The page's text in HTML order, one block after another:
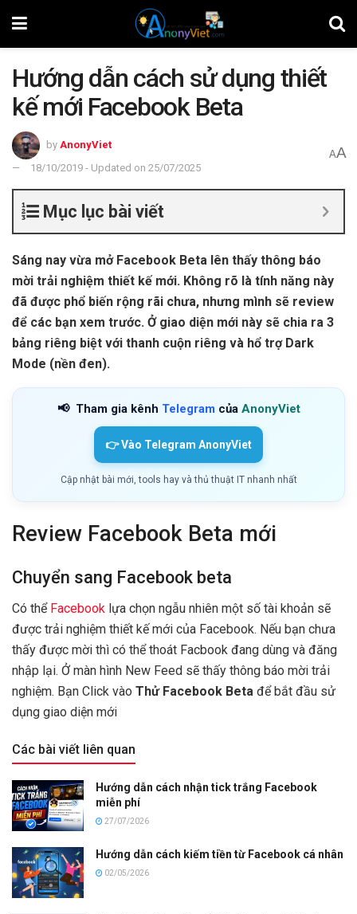
Hướng dẫn cách sử dụng thiết
kế mới Facebook Beta
by AnonyViet
18/10/2019 - Updated on 25/07/2025
AA
Mục lục bài viết
Sáng nay vừa mở Facebook Beta lên thấy thông báo
mời trải nghiệm thiết kế mới. Không rõ là tính năng này
đã được phổ biến rộng rãi chưa, nhưng mình sẽ review
để các bạn xem trước. Ở giao diện mới này sẽ chia ra 3
bảng riêng biệt với thanh cuộn riêng và hổ trợ Dark
Mode (nền đen).
📢 Tham gia kênh Telegram của AnonyViet
👉 Vào Telegram AnonyViet
Cập nhật bài mới, tools hay và thủ thuật IT nhanh nhất
Review Facebook Beta mới
Chuyển sang Facebook beta
Có thể Facebook lựa chọn ngẫu nhiên một số tài khoản sẽ
được trải nghiệm thiết kế mới của Facebook. Nếu bạn chưa
thấy được mời thì có thể thoát Facbook đang dùng và đăng
nhập lại. Ở màn hình New Feed sẽ thấy thông báo mời trải
nghiệm. Bạn Click vào Thử Facebook Beta để bắt đầu sử
dụng giao diện mới
Các bài viết liên quan
Hướng dẫn cách nhận tick trắng Facebook
miễn phí
27/07/2026
Hướng dẫn cách kiếm tiền từ Facebook cá nhân
02/05/2026